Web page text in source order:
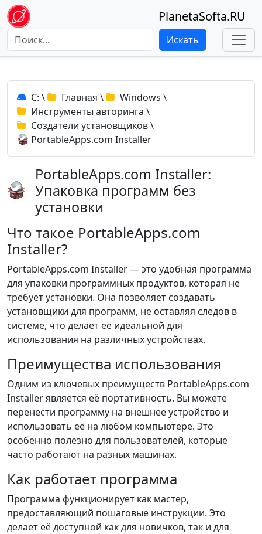
PlanetaSofta.RU
Искать
C: \ Главная \ Windows \
Инструменты авторинга \
Создатели установщиков\
PortableApps.com Installer
PortableApps.com Installer:
Упаковка программ без
установки
Что такое PortableApps.com
Installer?
PortableApps.com Installer — это удобная программа
для упаковки программных продуктов, которая не
требует установки. Она позволяет создавать
установщики для программ, не оставляя следов в
системе, что делает её идеальной для
использования на различных устройствах.
Преимущества использования
Одним из ключевых преимуществ PortableApps.com
Installer является её портативность. Вы можете
перенести программу на внешнее устройство и
использовать её на любом компьютере. Это
особенно полезно для пользователей, которые
часто работают на разных машинах.
Как работает программа
Программа функционирует как мастер,
предоставляющий пошаговые инструкции. Это
делает её доступной как для новичков, так и для